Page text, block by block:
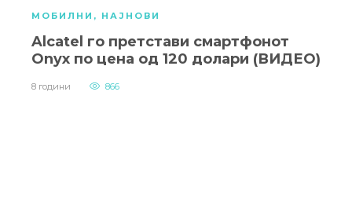
МОБИЛНИ , НАЈНОВИ
Alcatel го претстави смартфонот
Onyx по цена од 120 долари (ВИДЕО)
8 години 866